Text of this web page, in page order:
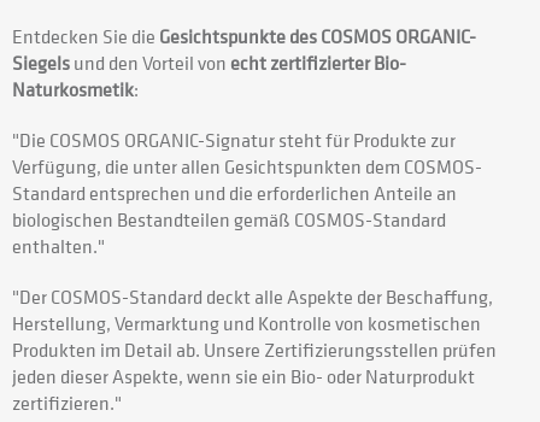
Entdecken Sie die Gesichtspunkte des COSMOS ORGANIC-
Siegelsund den Vorteil von echt zertifizierter Bio-
Naturkosmetik:
"Die COSMOS ORGANIC-Signatur steht für Produkte zur
Verfügung, die unter allen Gesichtspunkten dem COSMOS-
Standard entsprechen und die erforderlichen Anteile an
biologischen Bestandteilen gemäß COSMOS-Standard
enthalten."
"Der COSMOS-Standard deckt alle Aspekte der Beschaffung,
Herstellung, Vermarktung und Kontrolle von kosmetischen
Produkten im Detail ab. Unsere Zertifizierungsstellen prüfen
jeden dieser Aspekte, wenn sie ein Bio- oder Naturprodukt
zertifizieren."